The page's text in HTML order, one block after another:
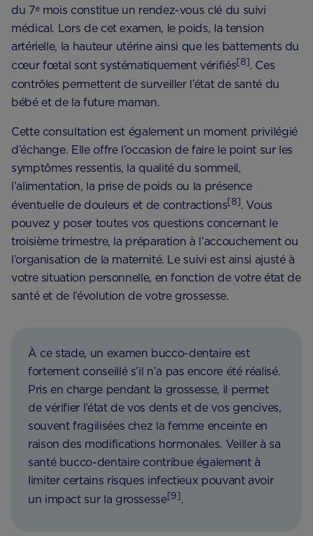
du 7ᵉ mois constitue un rendez-vous clé du suivi
médical. Lors de cet examen, le poids, la tension
artérielle, la hauteur utérine ainsi que les battements du
cœur fœtal sont systématiquement vérifiés[8]. Ces
contrôles permettent de surveiller l’état de santé du
bébé et de la future maman.
Cette consultation est également un moment privilégié
d’échange. Elle offre l’occasion de faire le point sur les
symptômes ressentis, la qualité du sommeil,
l’alimentation, la prise de poids ou la présence
éventuelle de douleurs et de contractions[8]. Vous
pouvez y poser toutes vos questions concernant le
troisième trimestre, la préparation à l’accouchement ou
l’organisation de la maternité. Le suivi est ainsi ajusté à
votre situation personnelle, en fonction de votre état de
santé et de l’évolution de votre grossesse.
À ce stade, un examen bucco-dentaire est
fortement conseillé s’il n’a pas encore été réalisé.
Pris en charge pendant la grossesse, il permet
de vérifier l’état de vos dents et de vos gencives,
souvent fragilisées chez la femme enceinte en
raison des modifications hormonales. Veiller à sa
santé bucco-dentaire contribue également à
limiter certains risques infectieux pouvant avoir
un impact sur la grossesse[9].